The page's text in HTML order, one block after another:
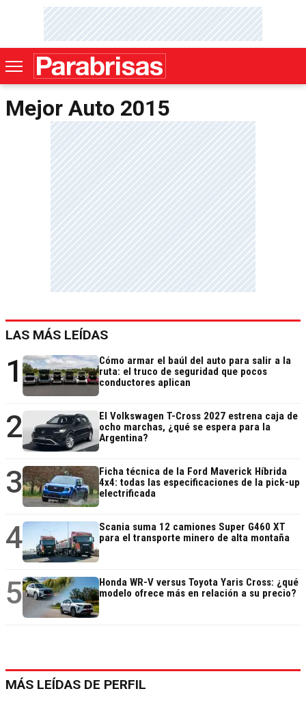
Mejor Auto 2015
LAS MÁS LEÍDAS
1
Cómo armar el baúl del auto para salir a la
ruta: el truco de seguridad que pocos
conductores aplican
2
El Volkswagen T-Cross 2027 estrena caja de
ocho marchas, ¿qué se espera para la
Argentina?
3
Ficha técnica de la Ford Maverick Híbrida
4x4: todas las especificaciones de la pick-up
electrificada
4
Scania suma 12 camiones Super G460 XT
para el transporte minero de alta montaña
5
Honda WR-V versus Toyota Yaris Cross: ¿qué
modelo ofrece más en relación a su precio?
MÁS LEÍDAS DE PERFIL